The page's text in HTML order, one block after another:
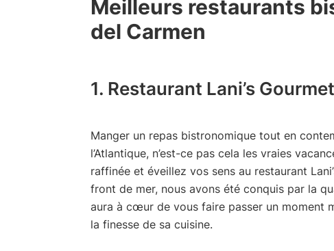
Meilleurs restaurants
del Carmen
1. Restaurant Lani’s Gourmet
Manger un repas bistronomique tout en
l’Atlantique, n’est-ce pas cela les vraies
raffinée et éveillez vos sens au restaurant
front de mer, nous avons été conquis par la
aura à cœur de vous faire passer un moment
la finesse de sa cuisine.